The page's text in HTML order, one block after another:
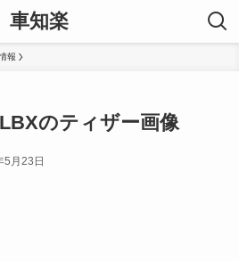
車知楽
報
のティザー画像
5月23日